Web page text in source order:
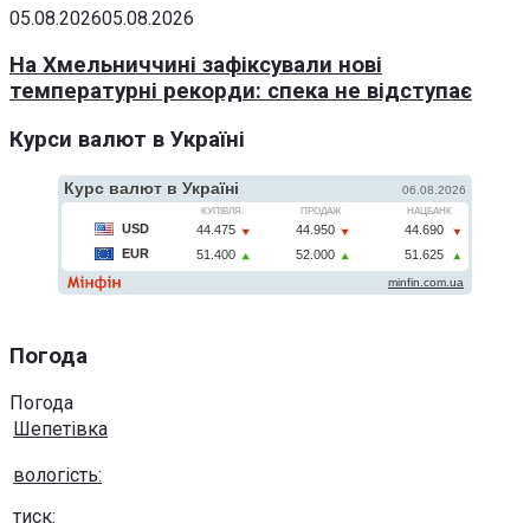
05.08.202605.08.2026
На Хмельниччині зафіксували нові
температурні рекорди: спека не відступає
Курси валют в Україні
Погода
Погода
Шепетівка
вологість:
тиск: